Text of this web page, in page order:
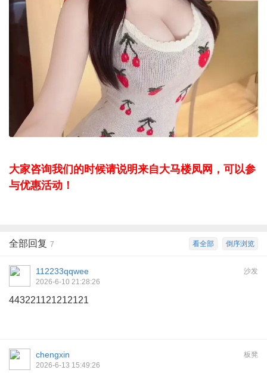
大家咨询我们的时候请说明来自大马楼凤网，可以参
与优惠活动！
倒序浏览
看全部
全部回复 7
沙发
112233qqwee
2026-6-10 21:28:26
443221121212121
板凳
chengxin
2026-6-13 15:49:26